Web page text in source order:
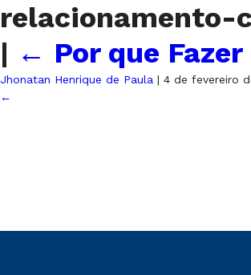
relacionamento-
| ← Por que
Jhonatan Henrique de Paula | 4 de fevereiro
←